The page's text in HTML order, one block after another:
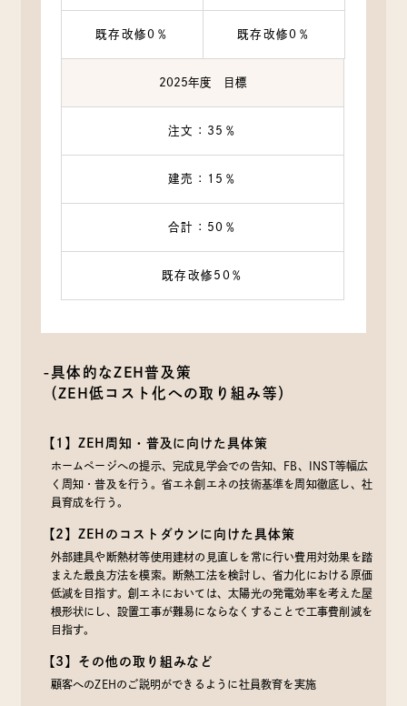
（4）ユーザーに代金を請求するために，購入された商品名
や数量，利用されたサービスの種類や期間，回数，請求金
額，氏名，住所，銀行口座番号やクレジットカード番号な
に，当社に登録されている情報を入力画面に表示させた
り，ユーザーのご指示に基づいて他のサービスなど（提携
先が提供するものも含みます）に転送したりする目的
（6）代金の支払を遅滞したり第三者に損害を発生させたり
するなど，本サービスの利用規約に違反したユーザーや，
人を特定するための情報を利用する目的
（7）ユーザーからのお問い合わせに対応するために，お問
する目的
（8）上記の利用目的に付随する目的
当社は，次に掲げる場合を除いて，あらかじめユーザーの
ありません。ただし，個人情報保護法その他の法令で認め
られる場合を除きます。
（1）法令に基づく場合
（2）人の生命，身体または財産の保護のために必要がある
場合であって，本人の同意を得ることが困難であるとき
に特に必要がある場合であって，本人の同意を得ることが
困難であるとき
既存改修0％ 既存改修0％
2025年度 目標
注文：35％
建売：15％
合計：50％
既存改修50％
-具体的なZEH普及策
（ZEH低コスト化への取り組み等）
【1】ZEH周知・普及に向けた具体策
ホームページへの提示、完成見学会での告知、FB、INST等幅広
く周知・普及を行う。省エネ創エネの技術基準を周知徹底し、社
員育成を行う。
【2】ZEHのコストダウンに向けた具体策
外部建具や断熱材等使用建材の見直しを常に行い費用対効果を踏
まえた最良方法を模索。断熱工法を検討し、省力化における原価
低減を目指す。創エネにおいては、太陽光の発電効率を考えた屋
根形状にし、設置工事が難易にならなくすることで工事費削減を
目指す。
【3】その他の取り組みなど
顧客へのZEHのご説明ができるように社員教育を実施